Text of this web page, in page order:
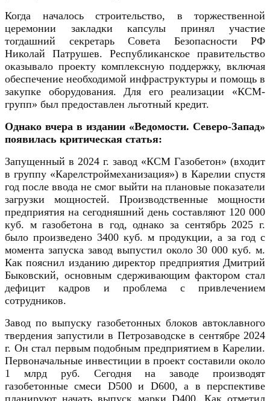
Когда началось строительство, в торжественной
церемонии закладки капсулы принял участие
тогдашний секретарь Совета Безопасности РФ
Николай Патрушев. Республиканское правительство
оказывало проекту комплексную поддержку, включая
обеспечение необходимой инфраструктуры и помощь в
закупке оборудования. Для его реализации «КСМ-
групп» был предоставлен льготный кредит.
Однако вчера в издании «Ведомости. Северо-Запад»
появилась критическая статья:
Запущенный в 2024 г. завод «КСМ Газобетон» (входит
в группу «Карелстроймеханизация») в Карелии спустя
год после ввода не смог выйти на плановые показатели
загрузки мощностей. Производственные мощности
предприятия на сегодняшний день составляют 120 000
куб. м газобетона в год, однако за сентябрь 2025 г.
было произведено 3400 куб. м продукции, а за год с
момента запуска завод выпустил около 30 000 куб. м.
Как пояснил изданию директор предприятия Дмитрий
Быковский, основным сдерживающим фактором стал
дефицит кадров и проблема с привлечением
сотрудников.
Завод по выпуску газобетонных блоков автоклавного
твердения запустили в Петрозаводске в сентябре 2024
г. Он стал первым подобным предприятием в Карелии.
Первоначальные инвестиции в проект составили около
1 млрд руб. Сегодня на заводе производят
газобетонные смеси D500 и D600, а в перспективе
планируют начать выпуск марки D400. Как отметил